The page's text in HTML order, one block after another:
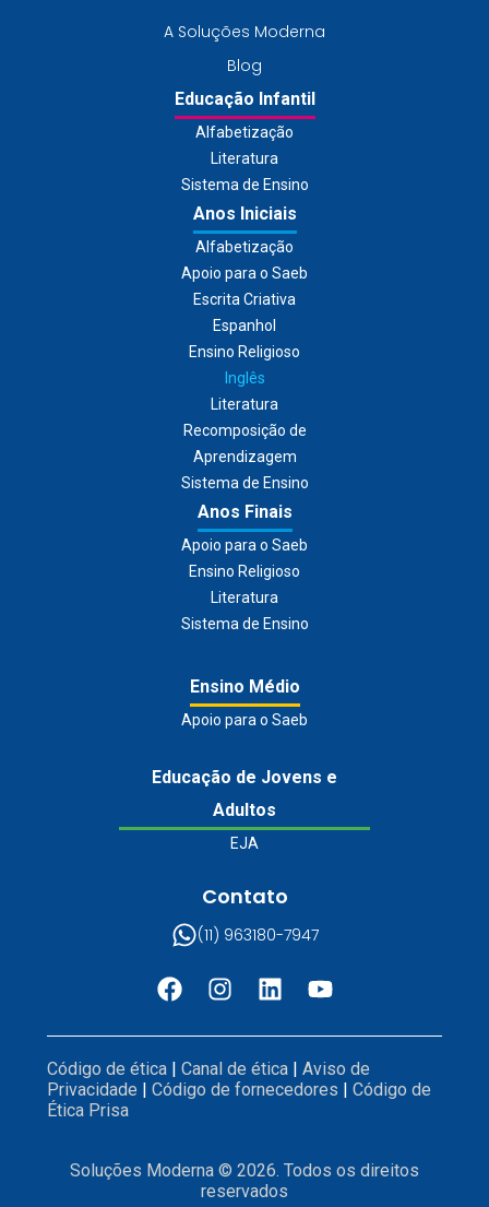
A Soluções Moderna
Blog
Educação Infantil
Alfabetização
Literatura
Sistema de Ensino
Anos Iniciais
Alfabetização
Apoio para o Saeb
Escrita Criativa
Espanhol
Ensino Religioso
Inglês
Literatura
Recomposição de
Aprendizagem
Sistema de Ensino
Anos Finais
Apoio para o Saeb
Ensino Religioso
Literatura
Sistema de Ensino
Ensino Médio
Apoio para o Saeb
Educação de Jovens e
Adultos
EJA
Contato
(11) 963180-7947
Código de ética Canal de ética
Aviso de
Privacidade
Código de fornecedores
Código de
Ética Prisa
Soluções Moderna © 2026. Todos os direitos
reservados